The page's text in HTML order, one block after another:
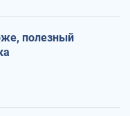
полезный